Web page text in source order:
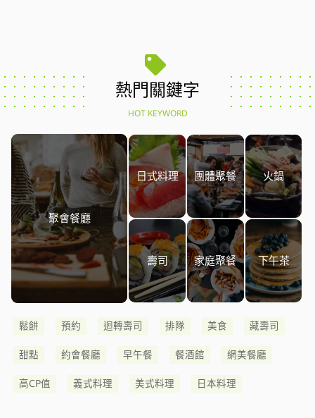
熱門關鍵字
HOT KEYWORD
聚會餐廳
日式料理 團體聚餐 火鍋
壽司 家庭聚餐 下午茶
鬆餅 預約 迴轉壽司 排隊 美食 藏壽司
甜點 約會餐廳 早午餐 餐酒館 網美餐廳
高CP值 義式料理 美式料理 日本料理